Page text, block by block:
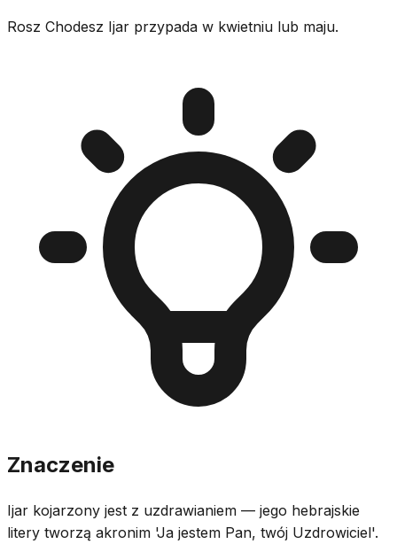
Rosz Chodesz Ijar przypada w kwietniu lub maju.
Znaczenie
Ijar kojarzony jest z uzdrawianiem — jego hebrajskie
litery tworzą akronim 'Ja jestem Pan, twój Uzdrowiciel'.